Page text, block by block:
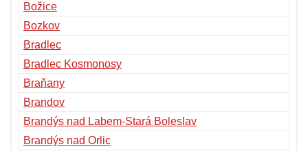
Božice
Bozkov
Bradlec
Bradlec Kosmonosy
Braňany
Brandov
Brandýs nad Labem-Stará Boleslav
Brandýs nad Orlic